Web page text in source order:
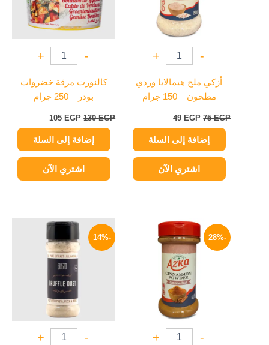
-
+
أزكي ملح هيمالايا وردي
مطحون – 150 جرام
75EGP
49 EGP
إضافة إلى السلة
اشتري الآن
-
+
كالنورت مرقة خضروات
بودر – 250 جرام
130EGP
105 EGP
إضافة إلى السلة
اشتري الآن
-28%
-
+
السعر
هو:
90 EGP.
السعر
هو:
65 EGP.
-14%
-
+
السعر
الأصلي
هو:
360 EGP.
السعر
الحالي
هو:
310 EGP.